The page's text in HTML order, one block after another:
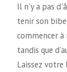
Il n'y a pas
tenir son
commencer
tandis que
Laissez votre